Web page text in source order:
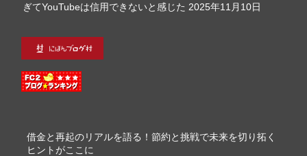
ぎてYouTubeは信用できないと感じた 2025年11月10日
借金と再起のリアルを語る！節約と挑戦で未来を切り拓く
ヒントがここに